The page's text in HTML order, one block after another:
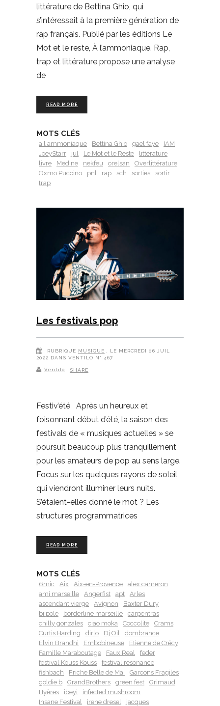
littérature de Bettina Ghio, qui
s’intéressait à la première génération de
rap français. Publié par les éditions Le
Mot et le reste, À l’ammoniaque. Rap,
trap et littérature propose une analyse
de
READ MORE
MOTS CLÉS
a l ammoniaque Bettina Ghio gael faye
IAM
JoeyStarr
jul Le Mot et le Reste
littérature
livre
Medine nekfeu orelsan
Overlittérature
Oxmo Puccino
pnl rap sch sorties
sortir
trap
Les festivals pop
RUBRIQUE MUSIQUE
, LE MERCREDI 06 JUIL
2022 DANS VENTILO N° 467
Ventilo SHARE
Festiv’été Après un heureux et
foisonnant début d’été, la saison des
festivals de « musiques actuelles » se
poursuit beaucoup plus tranquillement
pour les amateurs de pop au sens large.
Focus sur les quelques rayons de soleil
qui viendront illuminer leurs nuits.
S’étaient-elles donné le mot ? Les
structures programmatrices
READ MORE
MOTS CLÉS
6mic Aix Aix-en-Provence
alex cameron
ami marseille
Angerfist apt
Arles
ascendant vierge
Avignon
Baxter Dury
bi:pole
borderline marseille
carpentras
chilly gonzales
ciao moka Coccolite
Crams
Curtis Harding
dirlo Dj Oil
dombrance
Elvin Brandhi
Embobineuse
Etienne de Crécy
Famille Maraboutage
Faux Real
feder
festival Kouss Kouss
festival resonance
fishbach
Friche Belle de Mai
Garcons Fragiles
goldie b
GrandBrothers green fest
Grimaud
Hyères
ibeyi
infected mushroom
Insane Festival
irene dresel jacques